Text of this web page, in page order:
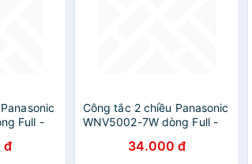
Full -
đ
Công tắc 2 chiều Panasonic
WNV5002-7W dòng Full -
34.000 đ